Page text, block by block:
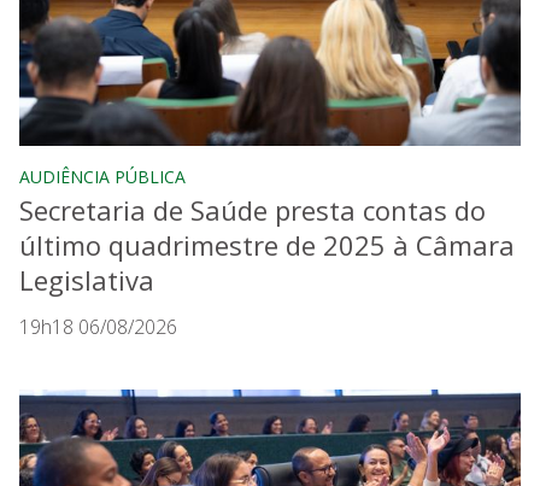
AUDIÊNCIA PÚBLICA
Secretaria de Saúde presta contas do
último quadrimestre de 2025 à Câmara
Legislativa
19h18 06/08/2026